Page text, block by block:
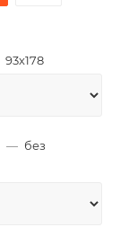
93х178
— без